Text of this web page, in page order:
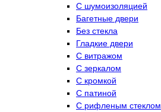
C шумоизоляцией
Багетные двери
Без стекла
Гладкие двери
С витражом
С зеркалом
С кромкой
С патиной
С рифленым стеклом